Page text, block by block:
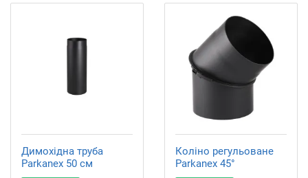
Димохідна труба
Parkanex 50 см
Коліно регульоване
Parkanex 45°